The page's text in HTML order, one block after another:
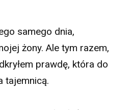
samego dnia,
żony. Ale tym razem,
prawdę, która do
tajemnicą.